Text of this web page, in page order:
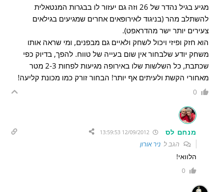
מגיע בגיל נהדר של 26 וזה גם יעזור לו בבגרות המנטאלית
להשתלב מהר (בניגוד לאירופאים אחרים שמגיעים בגילאים
צעירים יותר ישר מהדראפט).
הוא חזק ופיזי ויכול לשחק ולאיים גם מבפנים, ומי שראה אותו
משחק יודע שלבחור אין שום בעייה של טווח. להפך, בדיוק כפי
שכתבת, כל השלשות שלו באירופה מגיעות לפחות 2-3 מטר
מאחורי הקשת ולעיתים אף יותר! הבחור זורק כמו מכונת קליעה!
0
מנחם לס 12/09/2012 13:59:53
הגב לניר אורון
הלוואי!
0